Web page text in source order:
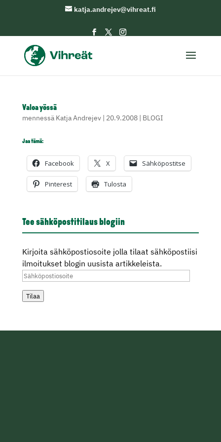
katja.andrejev@vihreat.fi
Valoa yössä
mennessä Katja Andrejev| 20.9.2008| BLOGI
Jaa tämä:
Facebook X Sähköpostitse
Pinterest Tulosta
Tee sähköpostitilaus blogiin
Kirjoita sähköpostiosoite jolla tilaat sähköpostiisi
ilmoitukset blogin uusista artikkeleista.
Sähköpostiosoite
Tilaa